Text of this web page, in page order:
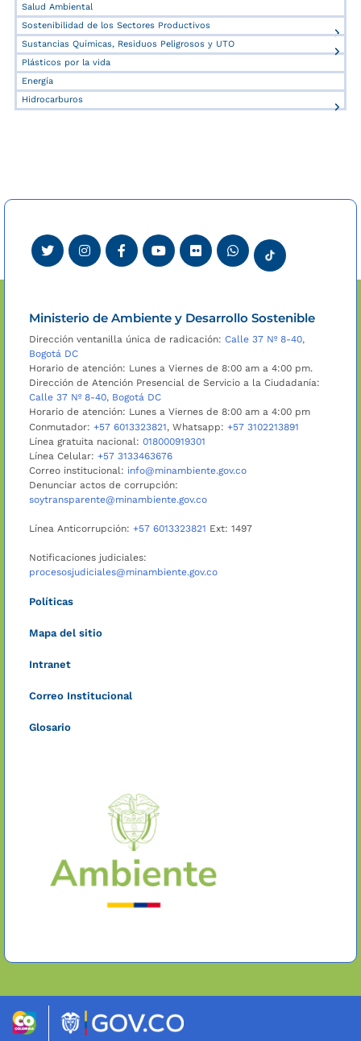
Salud Ambiental
Sostenibilidad de los Sectores Productivos
Sustancias Químicas, Residuos Peligrosos y UTO
Plásticos por la vida
Energía
Hidrocarburos
Ministerio de Ambiente y Desarrollo Sostenible
Dirección ventanilla única de radicación: Calle 37 Nº 8-40,
Bogotá DC
Horario de atención: Lunes a Viernes de 8:00 am a 4:00 pm.
Dirección de Atención Presencial de Servicio a la Ciudadanía:
Calle 37 Nº 8-40, Bogotá DC
Horario de atención: Lunes a Viernes de 8:00 am a 4:00 pm
Conmutador: +57 6013323821, Whatsapp: +57 3102213891
Línea gratuita nacional: 018000919301
Línea Celular: +57 3133463676
Correo institucional: info@minambiente.gov.co
Denunciar actos de corrupción:
soytransparente@minambiente.gov.co
Línea Anticorrupción: +57 6013323821 Ext: 1497
Notificaciones judiciales:
procesosjudiciales@minambiente.gov.co
Políticas
Mapa del sitio
Intranet
Correo Institucional
Glosario